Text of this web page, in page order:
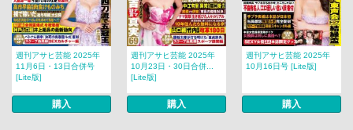
週刊アサヒ芸能 2025年
11月6日・13日合併号
[Lite版]
購入
週刊アサヒ芸能 2025年
10月23日・30日合併...
[Lite版]
購入
週刊アサヒ芸能 2025年
10月16日号 [Lite版]
購入